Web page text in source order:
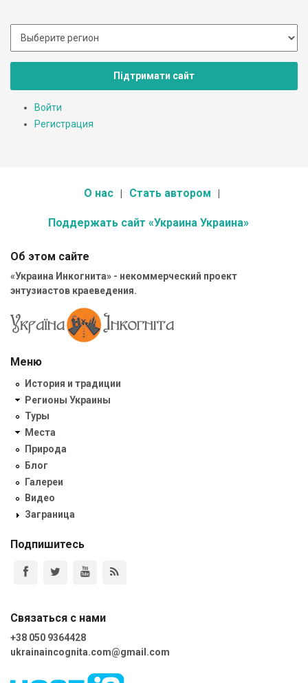
Підтримати сайт
Войти
Регистрация
О нас Стать автором
Поддержать сайт «Украина Украина»
Об этом сайте
«Украина Инкогнита» - некоммерческий проект
энтузиастов краеведения.
Меню
История и традиции
Регионы Украины
Туры
Места
Природа
Блог
Галереи
Видео
Заграница
Подпишитесь
Связаться с нами
+38 050 9364428
ukrainaincognita.com@gmail.com